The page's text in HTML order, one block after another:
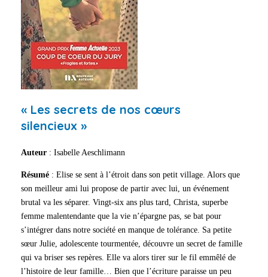
« Les secrets de nos cœurs
silencieux »
Auteur : Isabelle Aeschlimann
Résumé : Elise se sent à l’étroit dans son petit village. Alors que
son meilleur ami lui propose de partir avec lui, un événement
brutal va les séparer. Vingt-six ans plus tard, Christa, superbe
femme malentendante que la vie n’épargne pas, se bat pour
s’intégrer dans notre société en manque de tolérance. Sa petite
sœur Julie, adolescente tourmentée, découvre un secret de famille
qui va briser ses repères. Elle va alors tirer sur le fil emmêlé de
l’histoire de leur famille… Bien que l’écriture paraisse un peu